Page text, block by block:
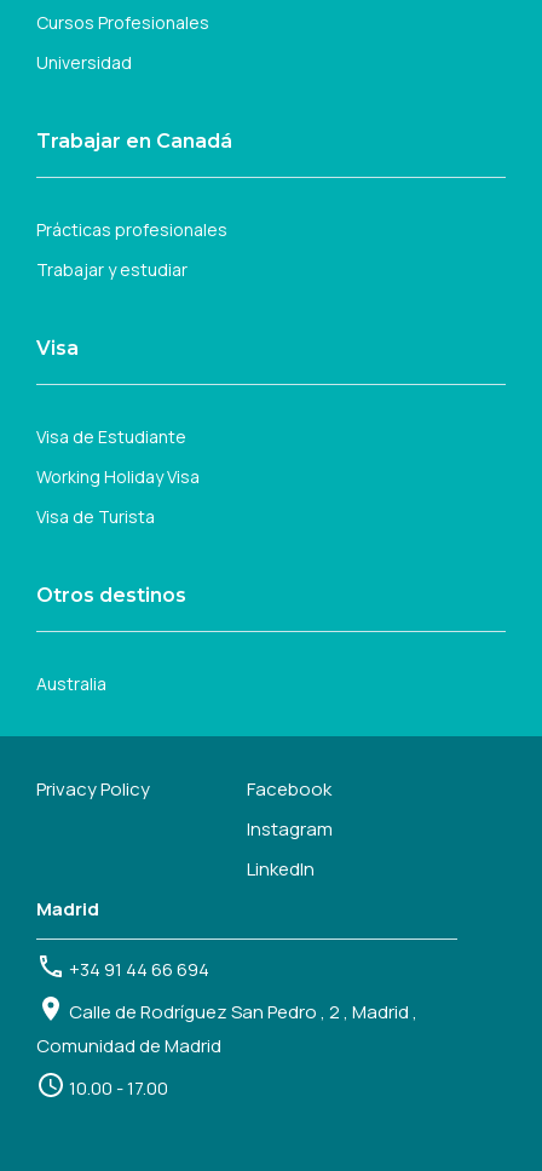
Cursos Profesionales
Universidad
Trabajar en Canadá
Prácticas profesionales
Trabajar y estudiar
Visa
Visa de Estudiante
Working Holiday Visa
Visa de Turista
Otros destinos
Australia
Privacy Policy
Facebook
Instagram
LinkedIn
Madrid
+34 91 44 66 694
Calle de Rodríguez San Pedro , 2 , Madrid ,
Comunidad de Madrid
10.00 - 17.00